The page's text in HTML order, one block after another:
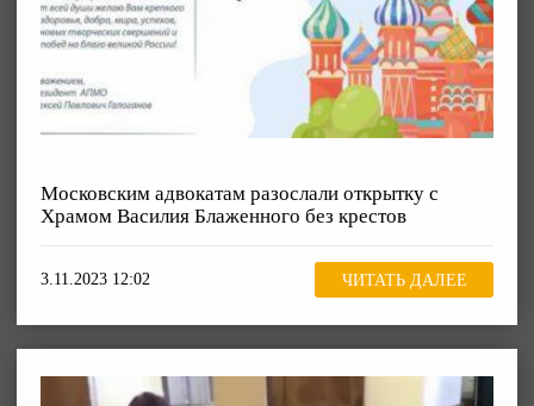
Московским адвокатам разослали открытку с
Храмом Василия Блаженного без крестов
3.11.2023 12:02 ЧИТАТЬ ДАЛЕЕ